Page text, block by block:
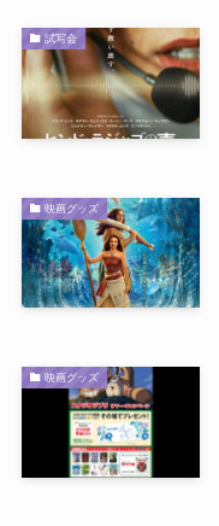
試写会
映画グッズ
映画グッズ